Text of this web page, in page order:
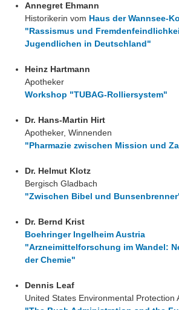
Annegret Ehmann
Historikerin vom Haus der Wannsee-
"Rassismus und
Jugendlichen in Deutschland"
Heinz Hartmann
Apotheker
Workshop "TUBAG-Rolliersystem"
Dr. Hans-Martin Hirt
Apotheker, Winnenden
"Pharmazie zwischen Mission und
Dr. Helmut Klotz
Bergisch Gladbach
"Zwischen Bibel und
Dr. Bernd Krist
Boehringer Ingelheim Austria
"Arzneimittelforschung im Wandel:
der Chemie"
Dennis Leaf
United States Environmental Protection